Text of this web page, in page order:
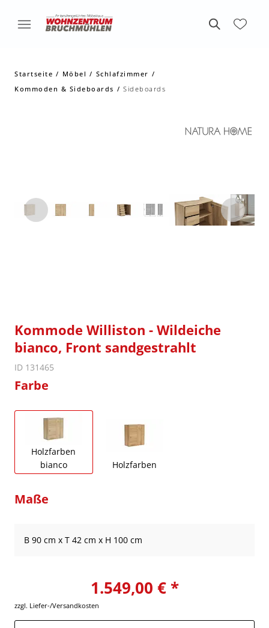
Startseite Möbel
Schlafzimmer
Kommoden & Sideboards
Sideboards
Kommode Williston - Wildeiche
bianco, Front sandgestrahlt
ID 131465
Farbe
Holzfarben
bianco
Holzfarben
Maße
B 90 cm x T 42 cm x H 100 cm
1.549,00 € *
zzgl. Liefer-/Versandkosten